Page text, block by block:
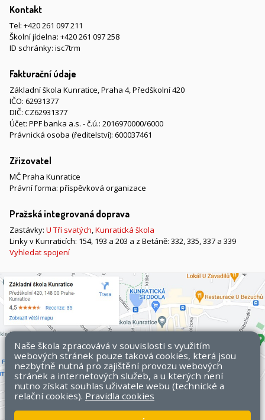
Kontakt
Tel: +420 261 097 211
Školní jídelna: +420 261 097 258
ID schránky: isc7trm
Fakturační údaje
Základní škola Kunratice, Praha 4, Předškolní 420
IČO: 62931377
DIČ: CZ62931377
Účet: PPF banka a.s. - č.ú.: 2016970000/6000
Právnická osoba (ředitelství): 600037461
Zřizovatel
MČ Praha Kunratice
Právní forma: příspěvková organizace
Pražská integrovaná doprava
Zastávky: U Tří svatých,Kunratická škola
Linky v Kunraticích: 154, 193 a 203 a z Betáně: 332, 335, 337 a 339
Vyhledat spojení
Naše škola zpracovává v souvislosti s využitím
webových stránek pouze taková cookies, která jsou
nezbytně nutná pro zajištění provozu webových
stránek a internetových služeb, a u kterých není
nutno získat souhlas uživatele webu (technické a
relační cookies). Pravidla cookies